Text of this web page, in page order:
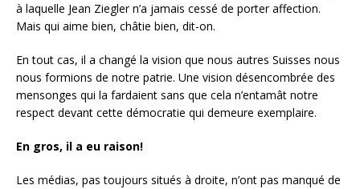
à laquelle Jean Ziegler n’a jamais cessé de porter affection.
Mais qui aime bien, châtie bien, dit-on.
En tout cas, il a changé la vision que nous autres Suisses nous
nous formions de notre patrie. Une vision désencombrée des
mensonges qui la fardaient sans que cela n’entamât notre
respect devant cette démocratie qui demeure exemplaire.
En gros, il a eu raison!
Les médias, pas toujours situés à droite, n’ont pas manqué de